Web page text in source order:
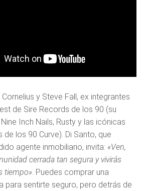
Cornelius y Steve Fall, ex integrantes
de Sire Records de los 90 (su
Inch Nails, Rusty y las icónicas
de los 90 Curve). Di Santo, que
agente inmobiliario, invita: «Ven,
cerrada tan segura y vivirás
tiempo». Puedes comprar una
para sentirte seguro, pero detrás de